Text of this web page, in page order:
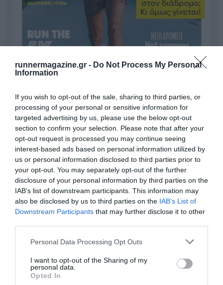
runnermagazine.gr - Do Not Process My Personal
Information
If you wish to opt-out of the sale, sharing to third parties, or
processing of your personal or sensitive information for
targeted advertising by us, please use the below opt-out
section to confirm your selection. Please note that after your
opt-out request is processed you may continue seeing
interest-based ads based on personal information utilized by
us or personal information disclosed to third parties prior to
your opt-out. You may separately opt-out of the further
disclosure of your personal information by third parties on the
IAB’s list of downstream participants. This information may
also be disclosed by us to third parties on the IAB’s List of
Downstream Participants that may further disclose it to other
Personal Data Processing Opt Outs
I want to opt-out of the Sharing of my
personal data.
Opted In
Γίνε Συνδρομητής
Βρες το RUNNER!
Όλα τα Τεύχη